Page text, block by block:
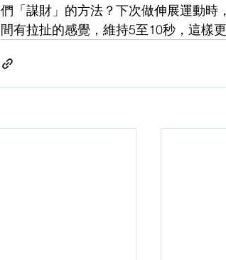
們「謀財」的方法？下次做伸展運動時
間有拉扯的感覺，維持5至10秒，這樣更